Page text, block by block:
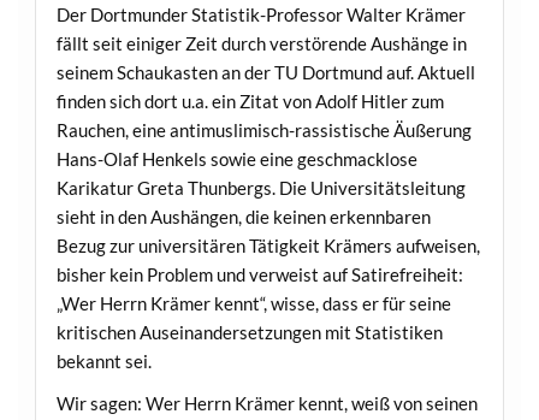
Der Dortmunder Statistik-Professor Walter Krämer
fällt seit einiger Zeit durch verstörende Aushänge in
seinem Schaukasten an der TU Dortmund auf. Aktuell
finden sich dort u.a. ein Zitat von Adolf Hitler zum
Rauchen, eine antimuslimisch-rassistische Äußerung
Hans-Olaf Henkels sowie eine geschmacklose
Karikatur Greta Thunbergs. Die Universitätsleitung
sieht in den Aushängen, die keinen erkennbaren
Bezug zur universitären Tätigkeit Krämers aufweisen,
bisher kein Problem und verweist auf Satirefreiheit:
„Wer Herrn Krämer kennt“, wisse, dass er für seine
kritischen Auseinandersetzungen mit Statistiken
bekannt sei.
Wir sagen: Wer Herrn Krämer kennt, weiß von seinen